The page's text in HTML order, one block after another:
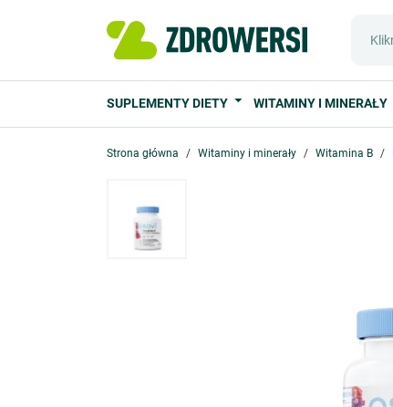
SUPLEMENTY DIETY WITAMINY I MINERAŁY
Strona główna Witaminy i minerały Witamina B